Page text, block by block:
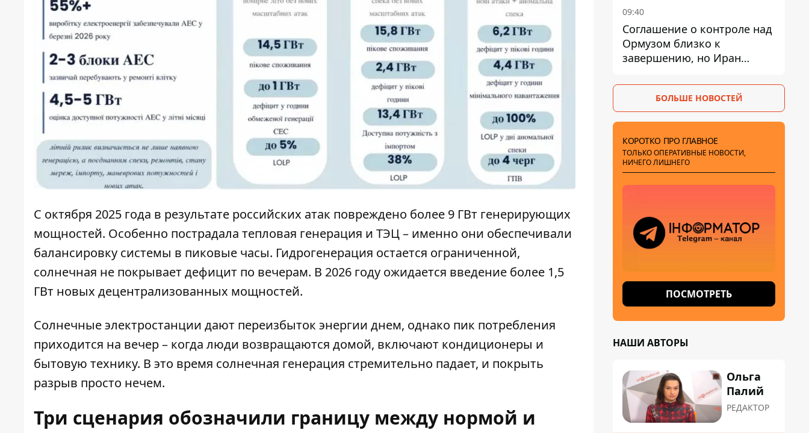
С октября 2025 года в результате российских атак повреждено более 9 ГВт генерирующих
мощностей. Особенно пострадала тепловая генерация и ТЭЦ – именно они обеспечивали
балансировку системы в пиковые часы. Гидрогенерация остается ограниченной,
солнечная не покрывает дефицит по вечерам. В 2026 году ожидается введение более 1,5
ГВт новых децентрализованных мощностей.
Солнечные электростанции дают переизбыток энергии днем, однако пик потребления
приходится на вечер – когда люди возвращаются домой, включают кондиционеры и
бытовую технику. В это время солнечная генерация стремительно падает, и покрыть
разрыв просто нечем.
Три сценария обозначили границу между нормой и
09:40
Соглашение о контроле над
Ормузом близко к
завершению, но Иран
требования – СМИ
раскрыли подробности
БОЛЬШЕ НОВОСТЕЙ
КОРОТКО ПРО ГЛАВНОЕ
ТОЛЬКО ОПЕРАТИВНЫЕ НОВОСТИ,
НИЧЕГО ЛИШНЕГО
ПОСМОТРЕТЬ
НАШИ АВТОРЫ
Ольга
Палий
РЕДАКТОР